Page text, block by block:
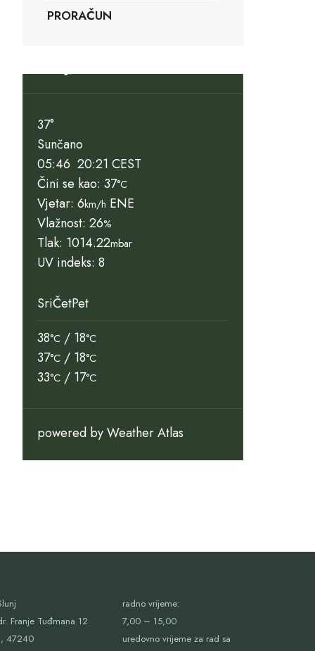
PRORAČUN
37°
Sunčano
05:46 20:21 CEST
Čini se kao: 37°C
Vjetar: 6km/h ENE
Vlažnost: 26%
Tlak: 1014.22mbar
UV indeks: 8
SriČetPet
38°C / 18°C
37°C / 18°C
33°C / 17°C
powered byWeather Atlas
Franje Tuđmana 12
47240
radno vrijeme:
7,00 – 15,00
uredovno vrijeme za rad sa